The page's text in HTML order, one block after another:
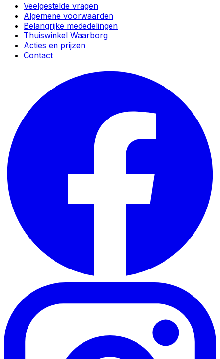
Veelgestelde vragen
Algemene voorwaarden
Belangrijke mededelingen
Thuiswinkel Waarborg
Acties en prijzen
Contact